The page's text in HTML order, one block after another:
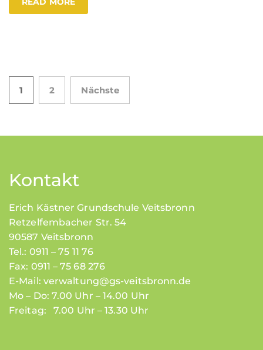
Seitennummerierung
Beiträge
1 2 Nächste
Kontakt
Erich Kästner Grundschule Veitsbronn
Retzelfembacher Str. 54
90587 Veitsbronn
Tel.: 0911 – 75 11 76
Fax: 0911 – 75 68 276
E-Mail: verwaltung@gs-veitsbronn.de
Mo – Do: 7.00 Uhr – 14.00 Uhr
Freitag: 7.00 Uhr – 13.30 Uhr